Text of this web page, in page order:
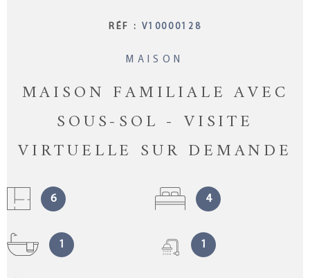
RÉF : V10000128
MAISON
MAISON FAMILIALE AVEC
SOUS-SOL - VISITE
VIRTUELLE SUR DEMANDE
6 4
1 1